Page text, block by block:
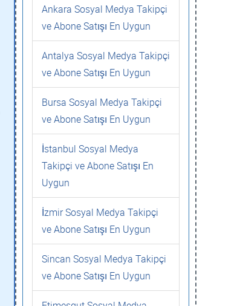
Ankara Sosyal Medya Takipçi
ve Abone Satışı En Uygun
Antalya Sosyal Medya Takipçi
ve Abone Satışı En Uygun
Bursa Sosyal Medya Takipçi
ve Abone Satışı En Uygun
İstanbul Sosyal Medya
Takipçi ve Abone Satışı En
Uygun
İzmir Sosyal Medya Takipçi
ve Abone Satışı En Uygun
Sincan Sosyal Medya Takipçi
ve Abone Satışı En Uygun